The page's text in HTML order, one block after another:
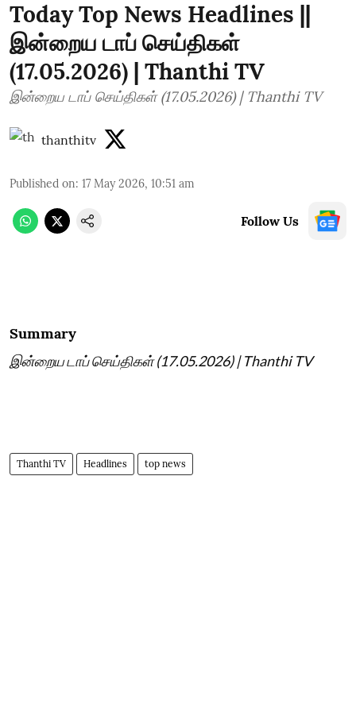
Today Top News Headlines ||
இன்றைய டாப் செய்திகள்
(17.05.2026) | Thanthi TV
இன்றைய டாப் செய்திகள் (17.05.2026) | Thanthi TV
thanthitv
Published on: 17 May 2026, 10:51 am
Follow Us
Summary
இன்றைய டாப் செய்திகள் (17.05.2026) | Thanthi TV
Thanthi TV Headlines top news